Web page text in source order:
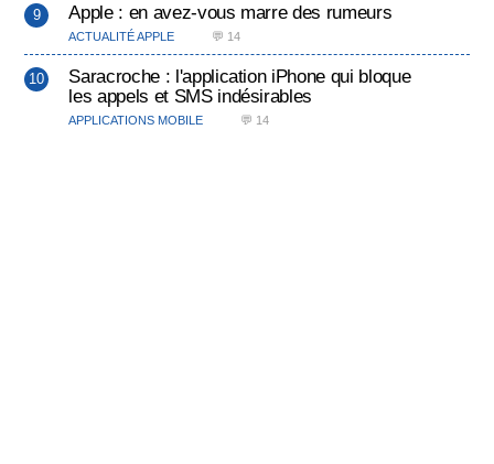
Apple : en avez-vous marre des rumeurs
ACTUALITÉ APPLE 💬 14
Saracroche : l'application iPhone qui bloque
les appels et SMS indésirables
APPLICATIONS MOBILE 💬 14